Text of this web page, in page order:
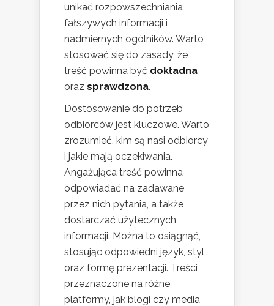
unikać rozpowszechniania
fałszywych informacji i
nadmiernych ogólników. Warto
stosować się do zasady, że
treść powinna być dokładna
oraz sprawdzona.
Dostosowanie do potrzeb
odbiorców jest kluczowe. Warto
zrozumieć, kim są nasi odbiorcy
i jakie mają oczekiwania.
Angażująca treść powinna
odpowiadać na zadawane
przez nich pytania, a także
dostarczać użytecznych
informacji. Można to osiągnąć,
stosując odpowiedni język, styl
oraz formę prezentacji. Treści
przeznaczone na różne
platformy, jak blogi czy media